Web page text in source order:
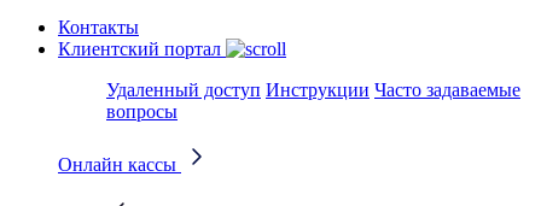
Контакты
Клиентский портал
Удаленный доступ Инструкции Часто задаваемые
вопросы
Онлайн кассы